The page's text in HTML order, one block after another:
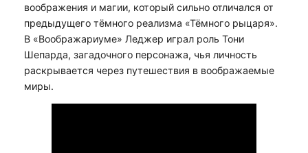
воображения и магии, который сильно отличался от
предыдущего тёмного реализма «Тёмного рыцаря».
В «Воображариуме» Леджер играл роль Тони
Шепарда, загадочного персонажа, чья личность
раскрывается через путешествия в воображаемые
миры.